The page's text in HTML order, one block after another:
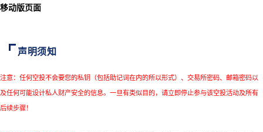
移动版页面
声明须知
注意：任何空投不会要您的私钥（包括助记词在内的所以形式）、交易所密码、邮箱密码以
及任何可能设计私人财产安全的信息。一旦有类似目的，请立即停止参与该空投活动及所有
后续步骤！